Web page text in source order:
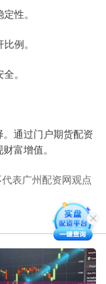
性。
例。
。
通过门户期货配资
富增值。
表广州配资网观点